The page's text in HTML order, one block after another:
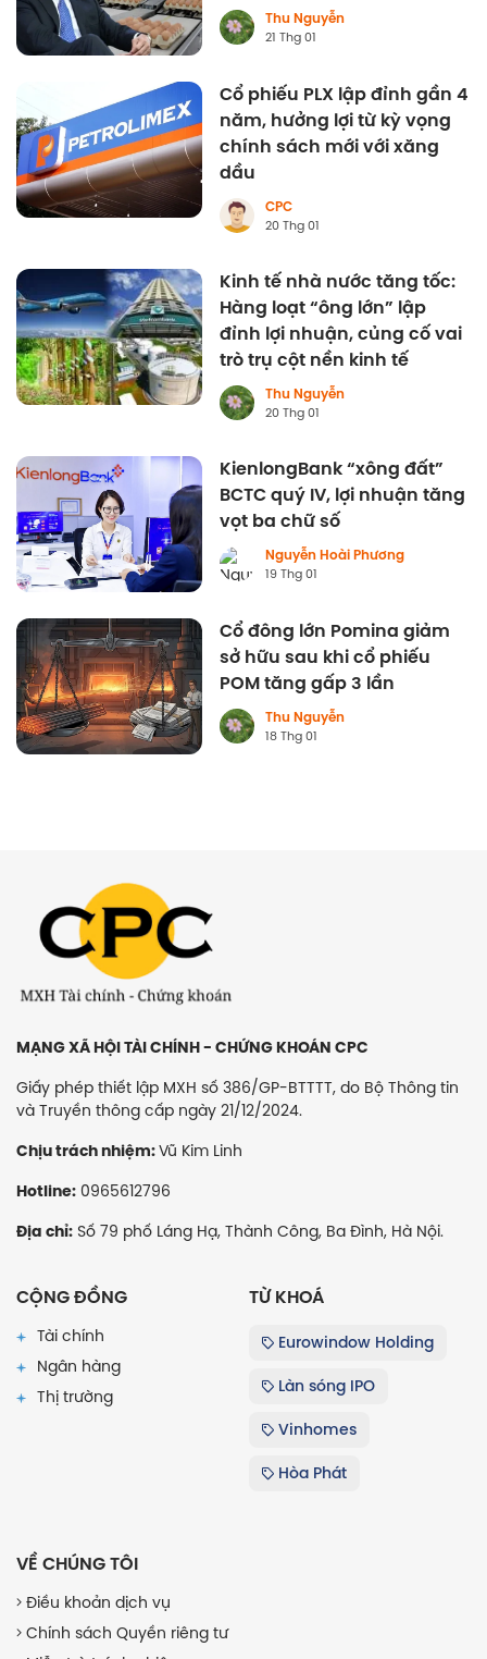
Thu Nguyễn
21 Thg 01
Cổ phiếu PLX lập đỉnh gần 4
năm, hưởng lợi từ kỳ vọng
chính sách mới với xăng
dầu
CPC
20 Thg 01
Kinh tế nhà nước tăng tốc:
Hàng loạt “ông lớn” lập
đỉnh lợi nhuận, củng cố vai
trò trụ cột nền kinh tế
Thu Nguyễn
20 Thg 01
KienlongBank “xông đất”
BCTC quý IV, lợi nhuận tăng
vọt ba chữ số
Nguyễn Hoài Phương
19 Thg 01
Cổ đông lớn Pomina giảm
sở hữu sau khi cổ phiếu
POM tăng gấp 3 lần
Thu Nguyễn
18 Thg 01
MẠNG XÃ HỘI TÀI CHÍNH - CHỨNG KHOÁN CPC
Giấy phép thiết lập MXH số 386/GP-BTTTT, do Bộ Thông tin
và Truyền thông cấp ngày 21/12/2024.
Chịu trách nhiệm:Vũ Kim Linh
Hotline: 0965612796
Địa chỉ: Số 79 phố Láng Hạ, Thành Công, Ba Đình, Hà Nội.
CỘNG ĐỒNG
Tài chính
Ngân hàng
Thị trường
TỪ KHOÁ
Eurowindow Holding
Làn sóng IPO
Vinhomes
Hòa Phát
VỀ CHÚNG TÔI
Điều khoản dịch vụ
Chính sách Quyền riêng tư